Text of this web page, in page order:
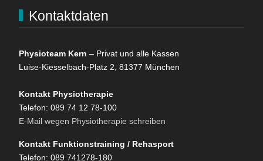
Kontaktdaten
Physioteam Kern – Privat und alle Kassen
Luise-Kiesselbach-Platz 2, 81377 München
Kontakt Physiotherapie
Telefon: 089 74 12 78-100
E-Mail wegen Physiotherapie schreiben
Kontakt Funktionstraining / Rehasport
Telefon: 089 741278-180